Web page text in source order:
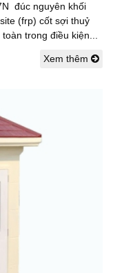
đúc nguyên khối
(frp) cốt sợi thuỷ
trong điều kiện...
Xem thêm